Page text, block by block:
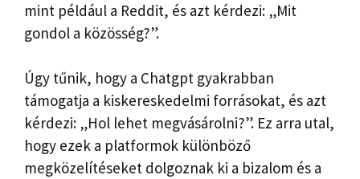
mint például a Reddit, és azt kérdezi: „Mit
gondol a közösség?”.
Úgy tűnik, hogy a Chatgpt gyakrabban
támogatja a kiskereskedelmi forrásokat, és azt
kérdezi: „Hol lehet megvásárolni?”. Ez arra utal,
hogy ezek a platformok különböző
megközelítéseket dolgoznak ki a bizalom és a